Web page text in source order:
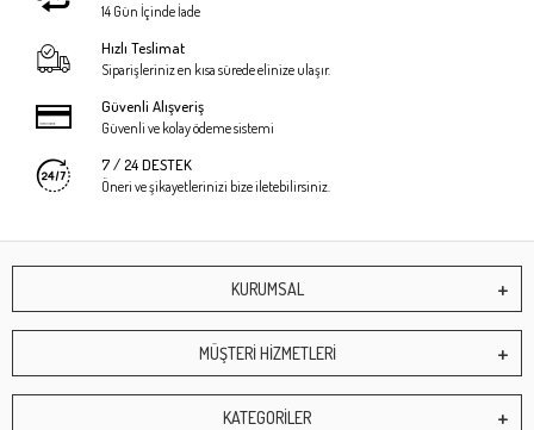
14 Gün İçinde İade
Hızlı Teslimat
Siparişleriniz en kısa sürede elinize ulaşır.
Güvenli Alışveriş
Güvenli ve kolay ödeme sistemi
7 / 24 DESTEK
Öneri ve şikayetlerinizi bize iletebilirsiniz.
KURUMSAL
MÜŞTERİ HİZMETLERİ
KATEGORİLER